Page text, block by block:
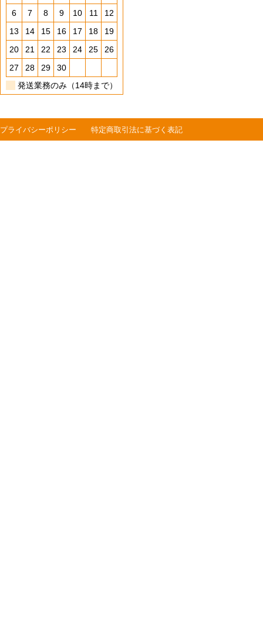
6
7 8 9 10 11
12
13
14 15 16 17 18
19
20
21 22 23 24 25
26
27
28 29
30
発送業務のみ（14時まで）
プライバシーポリシー 特定商取引法に基づく表記